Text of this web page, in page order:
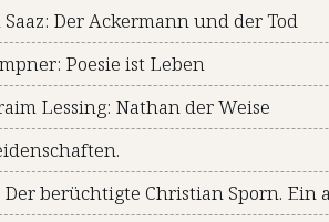
Der Ackermann und der Tod
Poesie ist Leben
Lessing: Nathan der Weise
berüchtigte Christian Sporn. Ein